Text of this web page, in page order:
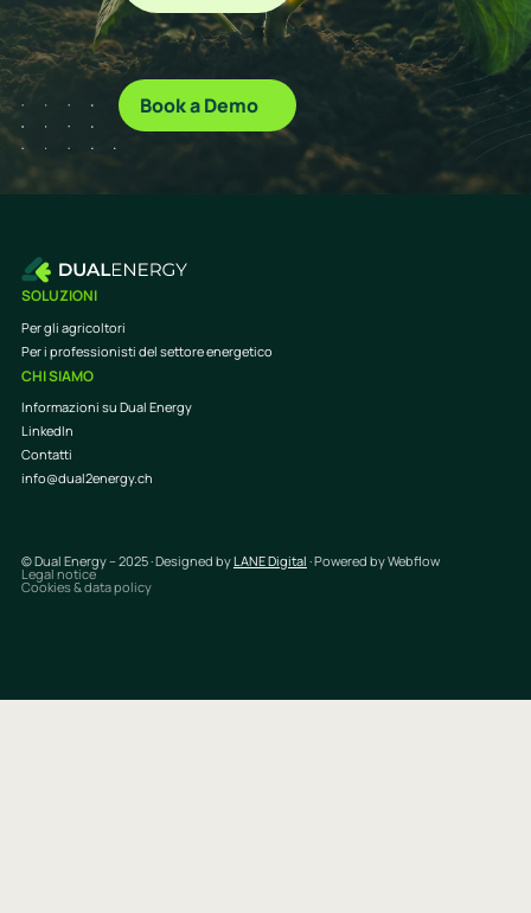
Book a Demo
SOLUZIONI
Per gli agricoltori
Per i professionisti del settore energetico
CHI SIAMO
Informazioni su Dual Energy
LinkedIn
Contatti
info@dual2energy.ch
© Dual Energy – 2025 · Designed byLANE Digital · Powered by Webflow
Legal notice
Cookies & data policy